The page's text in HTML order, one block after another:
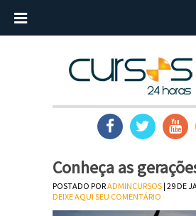
Conheça as
POSTADO PORADMINCURSOS| 29 DE
DEIXE AQUI SEU COMENTÁRIO